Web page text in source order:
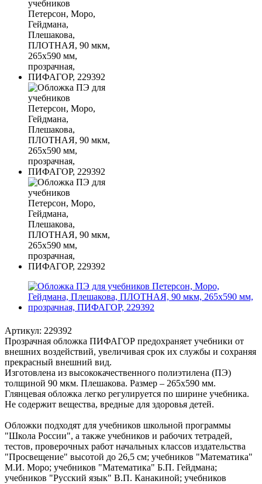
Артикул: 229392
Прозрачная обложка ПИФАГОР предохраняет учебники от
внешних воздействий, увеличивая срок их службы и сохраняя
прекрасный внешний вид.
Изготовлена из высококачественного полиэтилена (ПЭ)
толщиной 90 мкм. Плешакова. Размер – 265х590 мм.
Глянцевая обложка легко регулируется по ширине учебника.
Не содержит вещества, вредные для здоровья детей.
Обложки подходят для учебников школьной программы
"Школа России", а также учебников и рабочих тетрадей,
тестов, проверочных работ начальных классов издательства
"Просвещение" высотой до 26,5 см; учебников "Математика"
М.И. Моро; учебников "Математика" Б.П. Гейдмана;
учебников "Русский язык" В.П. Канакиной; учебников